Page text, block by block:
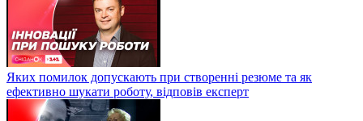
Яких помилок допускають при створенні резюме та як
ефективно шукати роботу, відповів експерт